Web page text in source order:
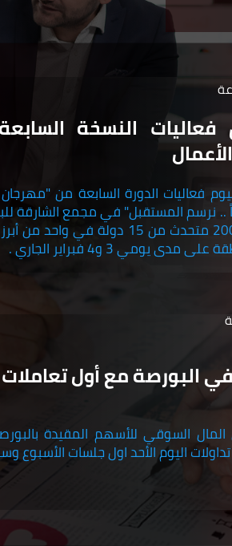
فعاليات النسخة
نرسم المستقبل" في مجمع الشارقة
أكثر من 200 متحدث من 15 دولة
مدى يومي 3 و4 فبراير الجاري .
البورصة مع أول تعاملات
اليوم الأحد اول جلسات